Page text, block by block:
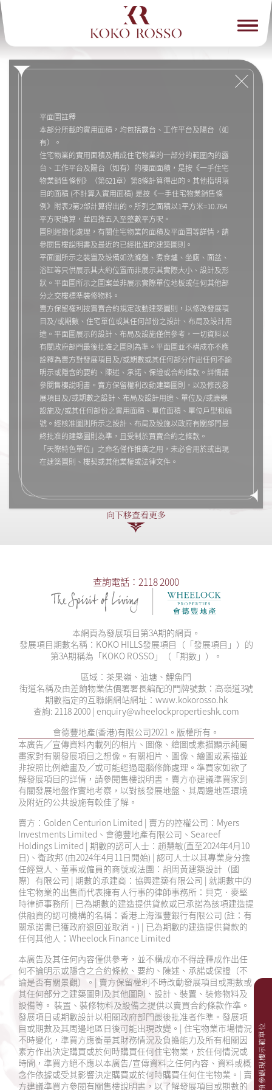
平面圖註釋
本部分所載的實用面積，均包括露台、工作平台及陽台（如
有）。
住宅物業的實用面積及構成住宅物業的一部分的範圍內的露
台、工作平台及陽台（如有）的樓面面積，是按《一手住宅
物業銷售條例》（第621章）第8條計算得出的。其他指明項
目的面積 (不計算入實用面積) 是按《一手住宅物業銷售條
例》附表2第2部計算得出的。所列之面積以1平方米=10.764
平方呎換算，並四捨五入至整數平方呎。
圖則經簡化處理，有關住宅物業的面積及平面圖等詳情，請
參閱售樓說明書及最近的已經批准的建築圖則。
平面圖所示之裝置及設備如洗滌盤、煮食爐、坐廁、面盆、
浴缸等只供展示其大約位置而非展示其實際大小、設計及形
狀。平面圖所示之圖案並非展示實際單位地板或任何其他部
分之交樓標準裝修物料。
賣方保留權利按買賣合約規定改動建築圖則，以修改發展項
目及/或期數、住宅單位或其任何部份之設計、布局及設計用
途。平面圖展示的設計、布局及設施僅供參考，一切資料以
有關政府部門最後批准之圖則為準。平面圖並不構成亦不應
詮釋為賣方對發展項目及/或期數或其任何部分作出任何不論
明示或隱含的要約、陳述、承諾、保證或合約條款。詳情請
參閱售樓說明書。賣方保留權利改動建築圖則，以及修改發
展項目及/或期數之設計、布局及設計用途、單位及/或康樂
設施及/或其任何部份之實用面積、單位面積、單位戶型和編
號。經核准圖則所示之設計、布局及設施以政府有關部門最
終批准的建築圖則為準，且受制於買賣合約之條款。
「天際特色單位」之命名僅作推廣之用，未必會用於或出現
在建築圖則、樓契或其他業權或法律文件。
第6座21樓C單位
2房(開放式廚房)
實用面積: 426 平方呎
圖例及備註
向下移查看更多
預參觀現樓示範單位
查詢電話：2118 2000
本網頁為發展項目第3A期的網頁。
發展項目期數名稱：KOKO HILLS發展項目（「發展項目」）的
第3A期稱為「KOKO ROSSO」（「期數」）。
區域：茶果嶺、油塘、鯉魚門
街道名稱及由差餉物業估價署署長編配的門牌號數：高嶺道3號
期數指定的互聯網網站網址：www.kokorosso.hk
查詢: 2118 2000 | enquiry@wheelockpropertieshk.com
會德豐地產(香港)有限公司2021。版權所有。
本廣告╱宣傳資料內載列的相片、圖像、繪圖或素描顯示純屬
畫家對有關發展項目之想像。有關相片、圖像、繪圖或素描並
非按照比例繪畫及╱或可能經過電腦修飾處理。準買家如欲了
解發展項目的詳情，請參閱售樓說明書。賣方亦建議準買家到
有關發展地盤作實地考察，以對該發展地盤、其周邊地區環境
及附近的公共設施有較佳了解。
賣方：Golden Centurion Limited | 賣方的控權公司：Myers
Investments Limited、會德豐地產有限公司、Seareef
Holdings Limited | 期數的認可人士：趙慧敏(直至2024年4月10
日)、衛政邦 (由2024年4月11日開始) | 認可人士以其專業身分擔
任經營人、董事或僱員的商號或法團：胡周黃建築設計（國
際）有限公司 | 期數的承建商：協興建築有限公司 | 就期數中的
住宅物業的出售而代表擁有人行事的律師事務所：貝克．麥堅
時律師事務所 | 已為期數的建造提供貸款或已承諾為該項建造提
供融資的認可機構的名稱：香港上海滙豐銀行有限公司 (註：有
關承諾書已獲政府退回並取消。) | 已為期數的建造提供貸款的
任何其他人：Wheelock Finance Limited
本廣告及其任何內容僅供參考，並不構成亦不得詮釋成作出任
何不論明示或隱含之合約條款、要約、陳述、承諾或保證（不
論是否有關景觀）。| 賣方保留權利不時改動發展項目或期數或
其任何部分之建築圖則及其他圖則、設計、裝置、裝修物料及
設備等。 裝置、裝修物料及設備之提供以賣買合約條款作準。
發展項目或期數設計以相關政府部門最後批准者作準。發展項
目或期數及其周邊地區日後可能出現改變。| 住宅物業市場情況
不時變化，準買方應衡量其財務情況及負擔能力及所有相關因
素方作出決定購買或於何時購買任何住宅物業，於任何情況或
時間，準買方絕不應以本廣告/宣傳資料之任何內容、資料或概
念作依據或受其影響決定購買或於何時購買任何住宅物業。| 賣
方建議準買方參閱有關售樓說明書，以了解發展項目或期數的